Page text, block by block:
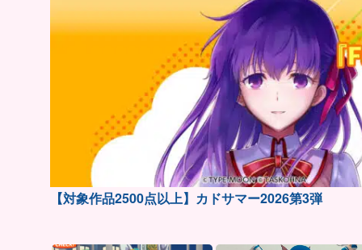
【対象作品2500点以上】カドサマー2026第3弾